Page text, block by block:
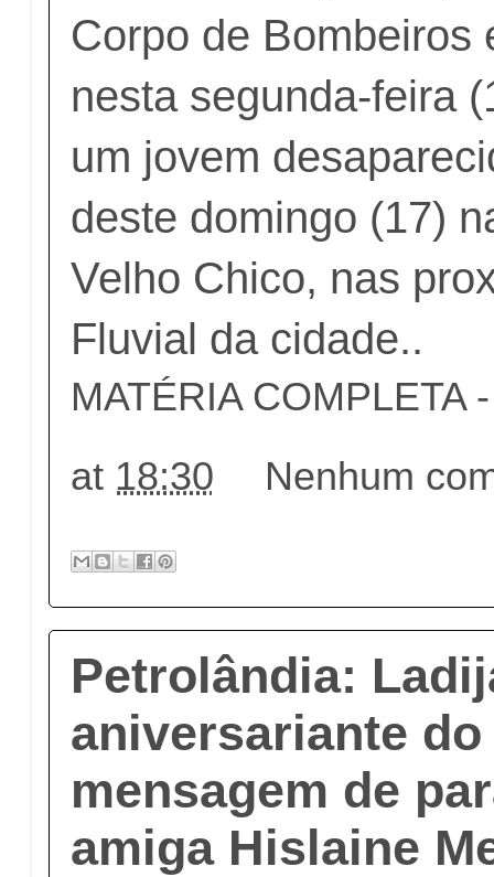
Corpo de Bombeiros
nesta segunda-feira
um jovem
deste domingo (17)
Velho Chico, nas
Fluvial da cidade..
MATÉRIA COMPLETA
at 18:30 Nenhum
Petrolândia:
aniversariante
mensagem de
amiga Hislaine